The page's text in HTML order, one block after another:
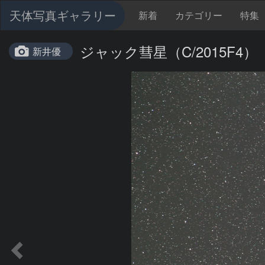
天体写真ギャラリー 新着 カテゴリー 特集
新井優 ジャック彗星（C/2015F4）